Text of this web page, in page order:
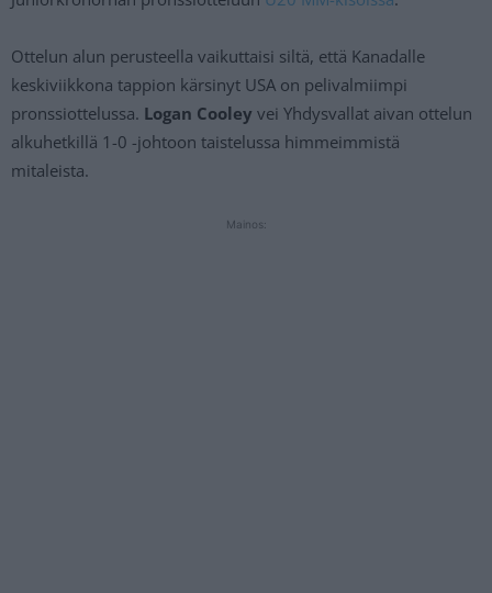
Ottelun alun perusteella vaikuttaisi siltä, että Kanadalle
keskiviikkona tappion kärsinyt USA on pelivalmiimpi
pronssiottelussa. Logan Cooley vei Yhdysvallat aivan ottelun
alkuhetkillä 1-0 -johtoon taistelussa himmeimmistä
mitaleista.
Mainos: